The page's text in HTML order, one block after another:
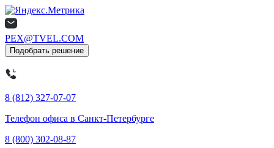
PEX@TVEL.COM
Подобрать решение
8 (812) 327-07-07
Телефон офиса в Санкт-Петербурге
8 (800) 302-08-87